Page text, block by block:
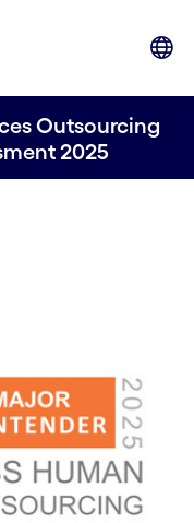
Outsourcing
2025